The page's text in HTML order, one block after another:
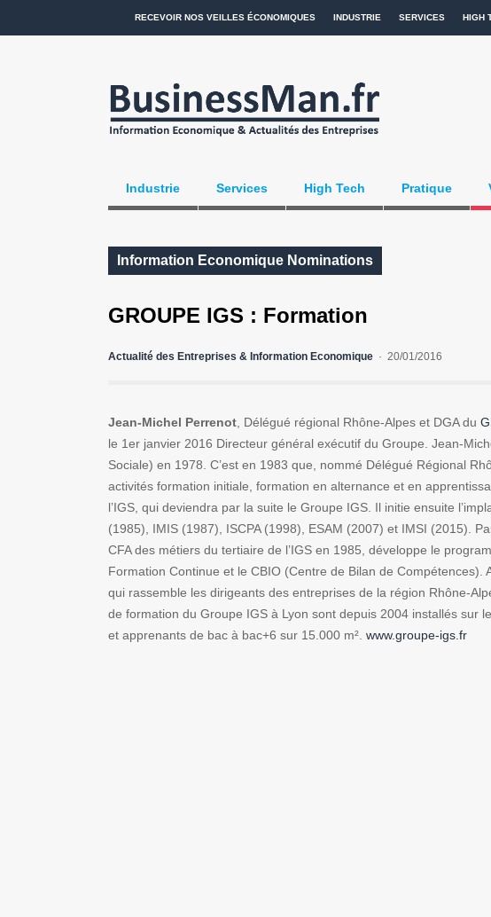
RECEVOIR NOS VEILLES ÉCONOMIQUES INDUSTRIE SERVICES HIGH
Industrie Services High Tech Pratique
Information Economique Nominations
GROUPE IGS : Formation
Actualité des Entreprises & Information Economique 20/01/2016
Jean-Michel Perrenot, Délégué régional Rhône-Alpes et DGA du
le 1er janvier 2016 Directeur général exécutif du Groupe. Jean-
Sociale) en 1978. C’est en 1983 que, nommé Délégué Régional
activités formation initiale, formation en alternance et en
l’IGS, qui deviendra par la suite le Groupe IGS. Il initie ensuite
(1985), IMIS (1987), ISCPA (1998), ESAM (2007) et IMSI (2015).
CFA des métiers du tertiaire de l’IGS en 1985, développe le
Formation Continue et le CBIO (Centre de Bilan de Compétences).
qui rassemble les dirigeants des entreprises de la région Rhône-
de formation du Groupe IGS à Lyon sont depuis 2004 installés sur
et apprenants de bac à bac+6 sur 15.000 m². www.groupe-igs.fr